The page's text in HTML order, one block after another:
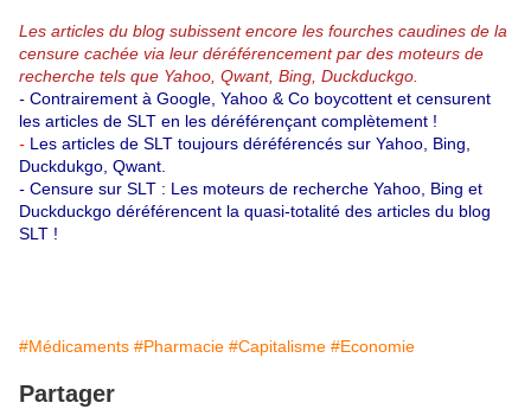
Les articles du blog subissent encore les fourches caudines de la
censure cachée via leur déréférencement par des moteurs de
recherche tels que Yahoo, Qwant, Bing, Duckduckgo.
- Contrairement à Google, Yahoo & Co boycottent et censurent
les articles de SLT en les déréférençant complètement !
- Les articles de SLT toujours déréférencés sur Yahoo, Bing,
Duckdukgo, Qwant.
- Censure sur SLT : Les moteurs de recherche Yahoo, Bing et
Duckduckgo déréférencent la quasi-totalité des articles du blog
SLT !
#Médicaments #Pharmacie #Capitalisme #Economie
Partager